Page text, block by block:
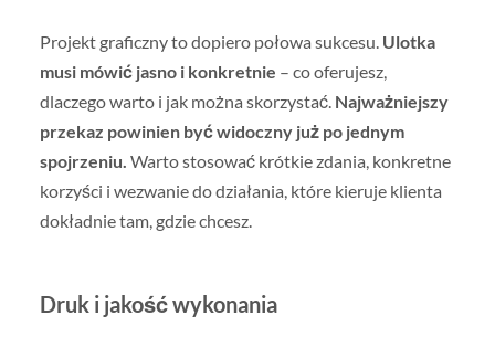
Projekt graficzny to dopiero połowa sukcesu. Ulotka
musi mówić jasno i konkretnie – co oferujesz,
dlaczego warto i jak można skorzystać. Najważniejszy
przekaz powinien być widoczny już po jednym
spojrzeniu. Warto stosować krótkie zdania, konkretne
korzyści i wezwanie do działania, które kieruje klienta
dokładnie tam, gdzie chcesz.
Druk i jakość wykonania